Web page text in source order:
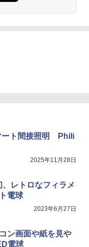
ート間接照明 Phili
2025年11月28日
レトロなフィラメ
電球
2023年6月27日
ン画面や紙を見や
電球